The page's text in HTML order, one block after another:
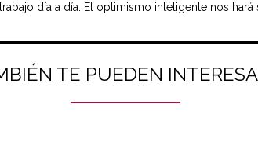
día a día. El optimismo inteligente nos hará
TE PUEDEN